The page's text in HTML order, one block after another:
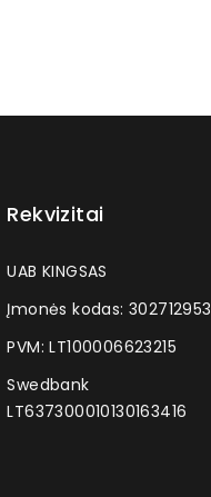
Rekvizitai
UAB KINGSAS
Įmonės kodas: 302712953
PVM: LT100006623215
Swedbank
LT637300010130163416